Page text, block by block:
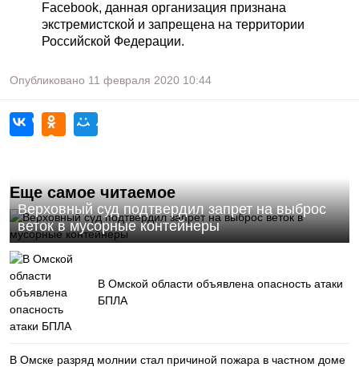
Facebook, данная организация признана
экстремистской и запрещена на территории
Российской Федерации.
Опубликовано 11 февраля 2020 10:44
Еще самое читаемое
Верховный суд подтвердил запрет на выброс
веток в мусорные контейнеры
В Омской области объявлена опасность атаки
БПЛА
В Омске разряд молнии стал причиной пожара в частном доме